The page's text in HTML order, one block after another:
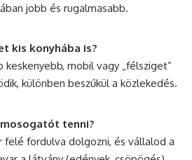
jobb és rugalmasabb.
kis konyhába is?
keskenyebb, mobil vagy „félsziget”
különben beszűkül a közlekedés.
tenni?
felé fordulva dolgozni, és vállalod a